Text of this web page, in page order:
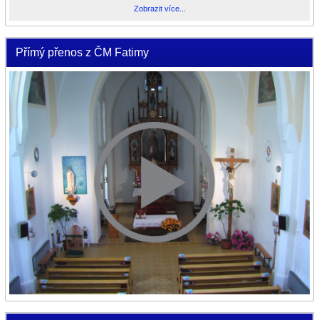
Zobrazit více...
Přímý přenos z ČM Fatimy